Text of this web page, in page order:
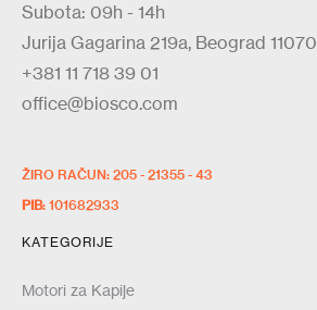
Subota: 09h - 14h
Jurija Gagarina 219a, Beograd 11070
+381 11 718 39 01
office@biosco.com
ŽIRO RAČUN: 205 - 21355 - 43
PIB: 101682933
KATEGORIJE
Motori za Kapije